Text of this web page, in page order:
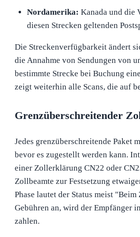
Nordamerika: Kanada und die
diesen Strecken geltenden
Die Streckenverfügbarkeit ändert
die Annahme von Sendungen von
bestimmte Strecke bei Buchung
zeigt weiterhin alle Scans, die auf
Grenzüberschreitender
Jedes grenzüberschreitende Paket
bevor es zugestellt werden kann.
einer Zollerklärung CN22 oder
Zollbeamte zur Festsetzung
Phase lautet der Status meist
Gebühren an, wird der Empfänger
zahlen.